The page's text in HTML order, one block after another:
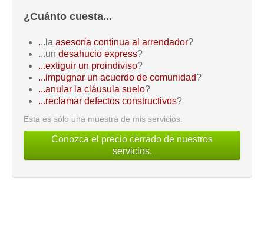
¿Cuánto cuesta...
...la asesoría continua al arrendador?
...un desahucio express?
...extiguir un proindiviso?
...impugnar un acuerdo de comunidad?
...anular la cláusula suelo?
...reclamar defectos constructivos?
Esta es sólo una muestra de mis servicios.
Conozca el precio cerrado de nuestros
servicios.